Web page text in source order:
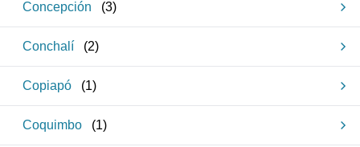
Concepción (3)
Conchalí (2)
Copiapó (1)
Coquimbo (1)